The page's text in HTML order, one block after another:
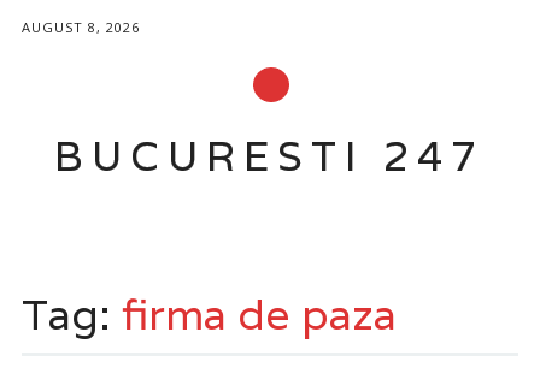
AUGUST 8, 2026
BUCURESTI 247
Tag: firma de paza